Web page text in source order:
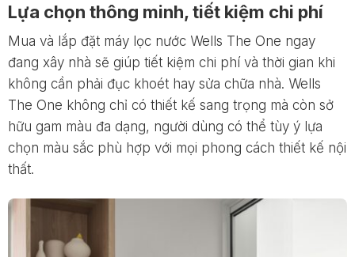
Lựa chọn thông minh, tiết kiệm chi phí
Mua và lắp đặt máy lọc nước Wells The One ngay
đang xây nhà sẽ giúp tiết kiệm chi phí và thời gian khi
không cần phải đục khoét hay sửa chữa nhà. Wells
The One không chỉ có thiết kế sang trọng mà còn sở
hữu gam màu đa dạng, người dùng có thể tùy ý lựa
chọn màu sắc phù hợp với mọi phong cách thiết kế nội
thất.